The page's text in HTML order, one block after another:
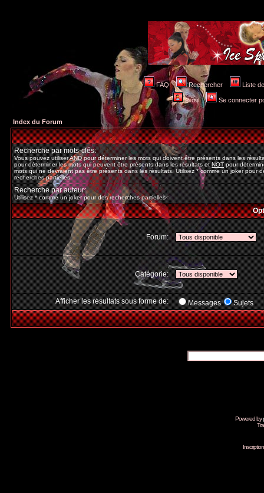
FAQ Rechercher Liste
Profil Se connecter
Index du Forum
Recherche par mots-clés:
Vous pouvez utiliserANDpour déterminer les mots qui doivent être présents dans les
pour déterminer les mots qui peuvent être présents dans les résultats etNOTpour
mots qui ne devraient pas être présents dans les résultats. Utilisez * comme un joker pour
recherches partielles
Recherche par auteur:
Utilisez * comme un joker pour des recherches partielles
Forum:
Catégorie:
Afficher les résultats sous forme de: Messages Sujets
Powered by